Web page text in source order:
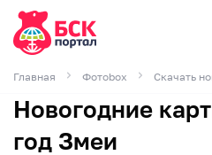
Главная Фотоbox Скачать
Новогодние
год Змеи